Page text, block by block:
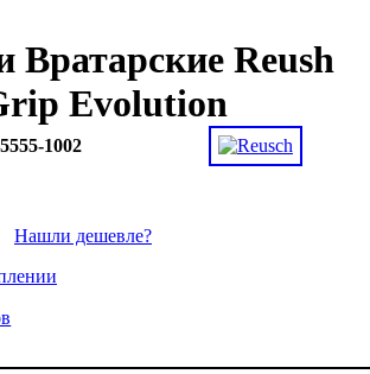
Вратарские Reush
Evolution
1002
Нашли дешевле?